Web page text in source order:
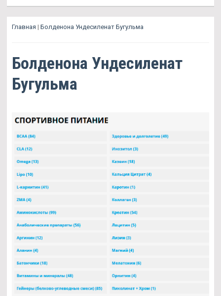
Главная | Болденона Ундесиленат Бугульма
Болденона Ундесиленат
Бугульма